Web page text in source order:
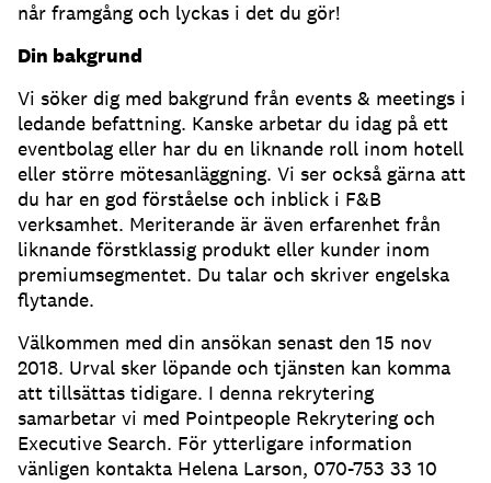
når framgång och lyckas i det du gör!
Din bakgrund
Vi söker dig med bakgrund från events & meetings i
ledande befattning. Kanske arbetar du idag på ett
eventbolag eller har du en liknande roll inom hotell
eller större mötesanläggning. Vi ser också gärna att
du har en god förståelse och inblick i F&B
verksamhet. Meriterande är även erfarenhet från
liknande förstklassig produkt eller kunder inom
premiumsegmentet. Du talar och skriver engelska
flytande.
Välkommen med din ansökan senast den 15 nov
2018. Urval sker löpande och tjänsten kan komma
att tillsättas tidigare. I denna rekrytering
samarbetar vi med Pointpeople Rekrytering och
Executive Search. För ytterligare information
vänligen kontakta Helena Larson, 070-753 33 10